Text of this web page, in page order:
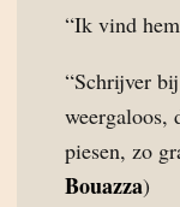
“Ik vind
“Schrijver
piesen, zo
Bouazza)